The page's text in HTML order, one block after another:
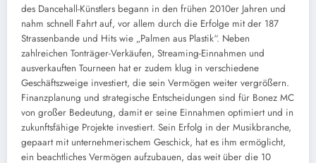
des Dancehall-Künstlers begann in den frühen 2010er Jahren und
nahm schnell Fahrt auf, vor allem durch die Erfolge mit der 187
Strassenbande und Hits wie „Palmen aus Plastik“. Neben
zahlreichen Tonträger-Verkäufen, Streaming-Einnahmen und
ausverkauften Tourneen hat er zudem klug in verschiedene
Geschäftszweige investiert, die sein Vermögen weiter vergrößern.
Finanzplanung und strategische Entscheidungen sind für Bonez MC
von großer Bedeutung, damit er seine Einnahmen optimiert und in
zukunftsfähige Projekte investiert. Sein Erfolg in der Musikbranche,
gepaart mit unternehmerischem Geschick, hat es ihm ermöglicht,
ein beachtliches Vermögen aufzubauen, das weit über die 10